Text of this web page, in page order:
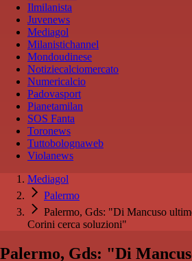
Ilmilanista
Juvenews
Mediagol
Milanistichannel
Mondoudinese
Notiziecalciomercato
Numericalcio
Padovasport
Pianetamilan
SOS Fanta
Toronews
Tuttobolognaweb
Violanews
Mediagol
Palermo
Palermo, Gds: "Di Mancuso
Corini cerca soluzioni"
Palermo, Gds: "Di